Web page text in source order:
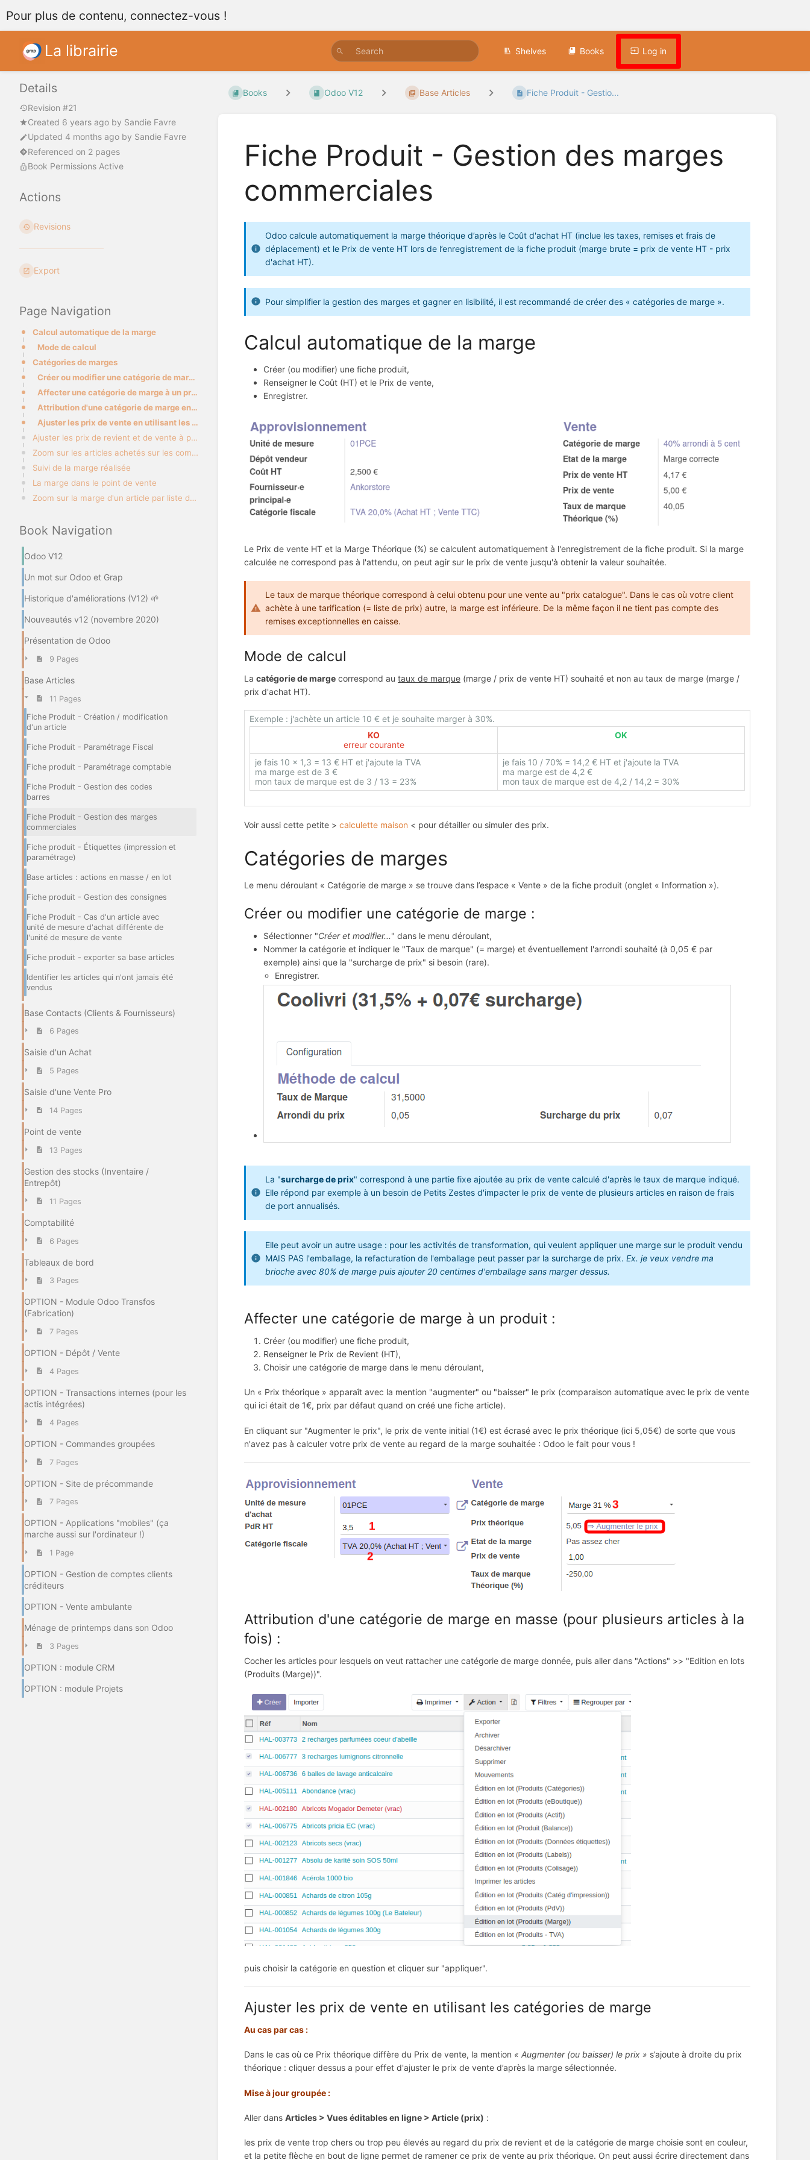
Pour plus de contenu, connectez-vous !
La librairie Shelves Books Log in
Details
Revision #21
Created 6 years ago by Sandie Favre
Updated 4 months ago by Sandie Favre
Referenced on 2 pages
Book Permissions Active
Actions
Revisions
Export
Page Navigation
Calcul automatique de la marge
Mode de calcul
Catégories de marges
Créer ou modifier une catégorie de marge :
Affecter une catégorie de marge à un produit :
Attribution d'une catégorie de marge en masse (pour plusieurs articles à la fois) :
Ajuster les prix de vente en utilisant les catégories de marge
Ajuster les prix de revient et de vente à partir d'une facture fournisseur
Zoom sur les articles achetés sur les commandes groupées :
Suivi de la marge réalisée
La marge dans le point de vente
Zoom sur la marge d'un article par liste de prix
Book Navigation
Odoo V12
Un mot sur Odoo et Grap
Historique d'améliorations (V12) 🌱
Nouveautés v12 (novembre 2020)
Présentation de Odoo
9 Pages
Base Articles
11 Pages
Fiche Produit - Création / modification
d'un article
Fiche Produit - Paramétrage Fiscal
Fiche produit - Paramétrage comptable
Fiche Produit - Gestion des codes
barres
Fiche Produit - Gestion des marges
commerciales
Fiche produit - Étiquettes (impression et
paramétrage)
Base articles : actions en masse / en lot
Fiche produit - Gestion des consignes
Fiche Produit - Cas d'un article avec
unité de mesure d'achat différente de
l'unité de mesure de vente
Fiche produit - exporter sa base articles
Identifier les articles qui n'ont jamais été
vendus
Base Contacts (Clients & Fournisseurs)
6 Pages
Saisie d'un Achat
5 Pages
Saisie d'une Vente Pro
14 Pages
Point de vente
13 Pages
Gestion des stocks (Inventaire /
Entrepôt)
11 Pages
Comptabilité
6 Pages
Tableaux de bord
3 Pages
OPTION - Module Odoo Transfos
(Fabrication)
7 Pages
OPTION - Dépôt / Vente
4 Pages
OPTION - Transactions internes (pour les
actis intégrées)
4 Pages
OPTION - Commandes groupées
7 Pages
OPTION - Site de précommande
7 Pages
OPTION - Applications "mobiles" (ça
marche aussi sur l'ordinateur !)
1 Page
OPTION - Gestion de comptes clients
créditeurs
OPTION - Vente ambulante
Ménage de printemps dans son Odoo
3 Pages
OPTION : module CRM
OPTION : module Projets
Books Odoo V12 Base Articles Fiche Produit - Gestio...
Fiche Produit - Gestion des marges
commerciales
Odoo calcule automatiquement la marge théorique d’après le Coût d'achat HT (inclue les taxes, remises et frais de
déplacement) et le Prix de vente HT lors de l’enregistrement de la fiche produit (marge brute = prix de vente HT - prix
d'achat HT).
Pour simplifier la gestion des marges et gagner en lisibilité, il est recommandé de créer des « catégories de marge ».
Calcul automatique de la marge
Créer (ou modifier) une fiche produit,
Renseigner le Coût (HT) et le Prix de vente,
Enregistrer.
Le Prix de vente HT et la Marge Théorique (%) se calculent automatiquement à l'enregistrement de la fiche produit. Si la marge
calculée ne correspond pas à l'attendu, on peut agir sur le prix de vente jusqu'à obtenir la valeur souhaitée.
Le taux de marque théorique correspond à celui obtenu pour une vente au "prix catalogue". Dans le cas où votre client
achète à une tarification (= liste de prix) autre, la marge est inférieure. De la même façon il ne tient pas compte des
remises exceptionnelles en caisse.
Mode de calcul
La catégorie de marge correspond au taux de marque (marge / prix de vente HT) souhaité et non au taux de marge (marge /
prix d'achat HT).
Exemple : j'achète un article 10 € et je souhaite marger à 30%.
KO
erreur courante
OK
je fais 10 x 1,3 = 13 € HT et j'ajoute la TVA
ma marge est de 3 €
mon taux de marque est de 3 / 13 = 23%
je fais 10 / 70% = 14,2 € HT et j'ajoute la TVA
ma marge est de 4,2 €
mon taux de marque est de 4,2 / 14,2 = 30%
Voir aussi cette petite > calculette maison < pour détailler ou simuler des prix.
Catégories de marges
Le menu déroulant « Catégorie de marge » se trouve dans l’espace « Vente » de la fiche produit (onglet « Information »).
Créer ou modifier une catégorie de marge :
Sélectionner "Créer et modifier..." dans le menu déroulant,
Nommer la catégorie et indiquer le "Taux de marque" (= marge) et éventuellement l'arrondi souhaité (à 0,05 € par
exemple) ainsi que la "surcharge de prix" si besoin (rare).
Enregistrer.
La "surcharge de prix" correspond à une partie fixe ajoutée au prix de vente calculé d'après le taux de marque indiqué.
Elle répond par exemple à un besoin de Petits Zestes d'impacter le prix de vente de plusieurs articles en raison de frais
de port annualisés.
Elle peut avoir un autre usage : pour les activités de transformation, qui veulent appliquer une marge sur le produit vendu
MAIS PAS l'emballage, la refacturation de l'emballage peut passer par la surcharge de prix. Ex. je veux vendre ma
brioche avec 80% de marge puis ajouter 20 centimes d'emballage sans marger dessus.
Affecter une catégorie de marge à un produit :
Créer (ou modifier) une fiche produit,
Renseigner le Prix de Revient (HT),
Choisir une catégorie de marge dans le menu déroulant,
Un « Prix théorique » apparaît avec la mention "augmenter" ou "baisser" le prix (comparaison automatique avec le prix de vente
qui ici était de 1€, prix par défaut quand on créé une fiche article).
En cliquant sur "Augmenter le prix", le prix de vente initial (1€) est écrasé avec le prix théorique (ici 5,05€) de sorte que vous
n'avez pas à calculer votre prix de vente au regard de la marge souhaitée : Odoo le fait pour vous !
Attribution d'une catégorie de marge en masse (pour plusieurs articles à la
fois) :
Cocher les articles pour lesquels on veut rattacher une catégorie de marge donnée, puis aller dans "Actions" >> "Edition en lots
(Produits (Marge))".
puis choisir la catégorie en question et cliquer sur "appliquer".
Ajuster les prix de vente en utilisant les catégories de marge
Au cas par cas :
Dans le cas où ce Prix théorique diffère du Prix de vente, la mention « Augmenter (ou baisser) le prix » s’ajoute à droite du prix
théorique : cliquer dessus a pour effet d'ajuster le prix de vente d’après la marge sélectionnée.
Mise à jour groupée :
Aller dans Articles > Vues éditables en ligne > Article (prix) :
les prix de vente trop chers ou trop peu élevés au regard du prix de revient et de la catégorie de marge choisie sont en couleur,
et la petite flèche en bout de ligne permet de ramener ce prix de vente au prix théorique. On peut aussi écrire directement dans